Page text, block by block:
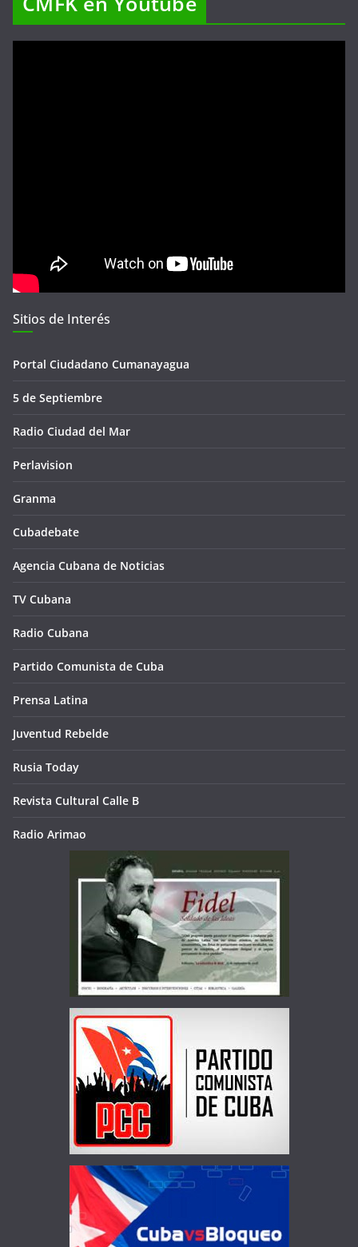
Sitios de Interés
Portal Ciudadano Cumanayagua
5 de Septiembre
Radio Ciudad del Mar
Perlavision
Granma
Cubadebate
Agencia Cubana de Noticias
TV Cubana
Radio Cubana
Partido Comunista de Cuba
Prensa Latina
Juventud Rebelde
Rusia Today
Revista Cultural Calle B
Radio Arimao